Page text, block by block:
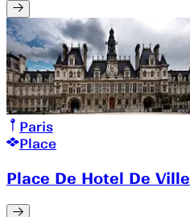
Paris
Place
Place De Hotel De Ville